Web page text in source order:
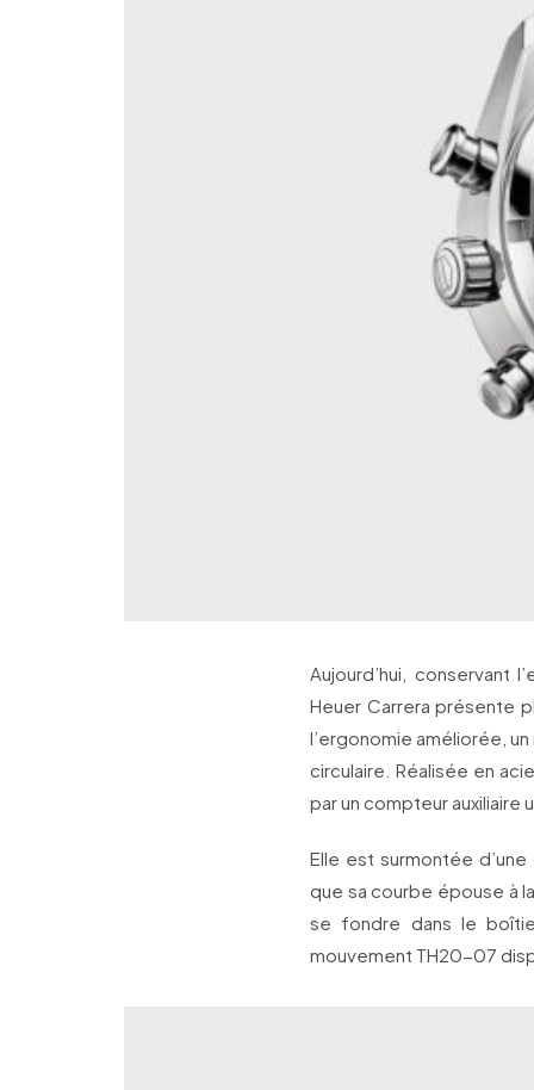
Aujourd’hui, conservant
Heuer Carrera présente
l’ergonomie améliorée,
circulaire. Réalisée en
par un compteur auxiliaire
Elle est surmontée
que sa courbe épouse à
se fondre dans le
mouvement TH20-07